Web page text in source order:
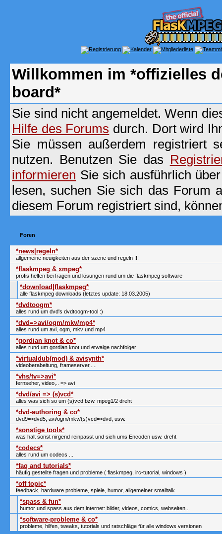
Willkommen im *offizielles
board*
Sie sind nicht angemeldet. Wenn
Hilfe des Forums durch. Dort wird
Sie müssen außerdem registriert
nutzen. Benutzen Sie das
informieren Sie sich ausführlich
lesen, suchen Sie sich das Forum
diesem Forum registriert sind,
Foren
*news|regeln*
allgemeine neuigkeiten aus der szene und regeln !!!
*flaskmpeg & xmpeg*
profis helfen bei fragen und lösungen rund um die flaskmpeg software
*download|flaskmpeg*
alle flaskmpeg downloads (letztes update: 18.03.2005)
*dvdtoogm*
alles rund um dvd's dvdtoogm-tool :)
*dvd=>avi/ogm/mkv/mp4*
alles rund um avi, ogm, mkv und mp4
*gordian knot & co*
alles rund um gordian knot und etwaige nachfolger
*virtualdub(mod) & avisynth*
videoberabeitung, frameserver,....
*vhs/tv=>avi*
fernseher, video,.. => avi
*dvd/avi => (s)vcd*
alles was sich so um (s)vcd bzw. mpeg1/2 dreht
*dvd-authoring & co*
dvd9=>dvd5, avi/ogm/mkv/(s)vcd=>dvd, usw.
*sonstige tools*
was halt sonst nirgend reinpasst und sich ums Encoden usw. dreht
*codecs*
alles rund um codecs ...
*faq and tutorials*
häufig gestellte fragen und probleme ( flaskmpeg, irc-tutorial, windows )
*off topic*
feedback, hardware probleme, spiele, humor, allgemeiner smalltalk
*spass & fun*
humor und spass aus dem internet: bilder, videos, comics, webseiten...
*software-probleme & co*
probleme, hilfen, tweaks, tutorials und ratschläge für alle windows versionen